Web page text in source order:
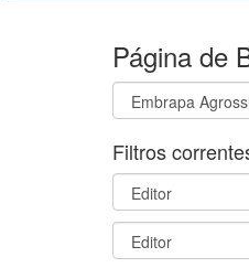
Página de
Filtros